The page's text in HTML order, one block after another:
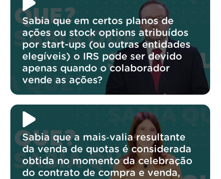
Sabia que em certos planos de
ações ou stock options atribuídos
por start-ups (ou outras entidades
elegíveis) o IRS pode ser devido
apenas quando o colaborador
vende as ações?
Sabia que a mais‑valia resultante
da venda de quotas é considerada
obtida no momento da celebração
do contrato de compra e venda,